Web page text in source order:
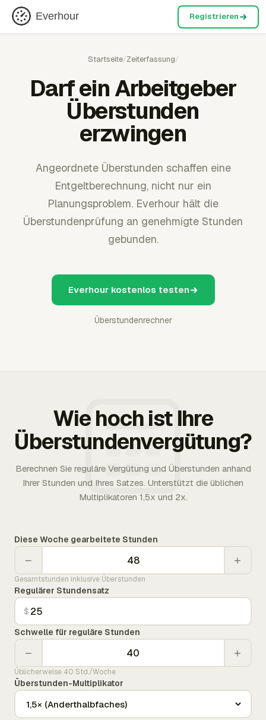
Everhour Registrieren
Startseite/Zeiterfassung/
Darf ein Arbeitgeber
Überstunden
erzwingen
Angeordnete Überstunden schaffen eine
Entgeltberechnung, nicht nur ein
Planungsproblem. Everhour hält die
Überstundenprüfung an genehmigte Stunden
gebunden.
Everhour kostenlos testen
Überstundenrechner
Wie hoch ist Ihre
Überstundenvergütung?
Berechnen Sie reguläre Vergütung und Überstunden anhand
Ihrer Stunden und Ihres Satzes. Unterstützt die üblichen
Multiplikatoren 1,5x und 2x.
Diese Woche gearbeitete Stunden
− +
Gesamtstunden inklusive Überstunden
Regulärer Stundensatz
$
Schwelle für reguläre Stunden
− +
Üblicherweise 40 Std./Woche
Überstunden-Multiplikator